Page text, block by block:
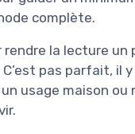
complète.
rendre la lecture
pas parfait, il
usage maison